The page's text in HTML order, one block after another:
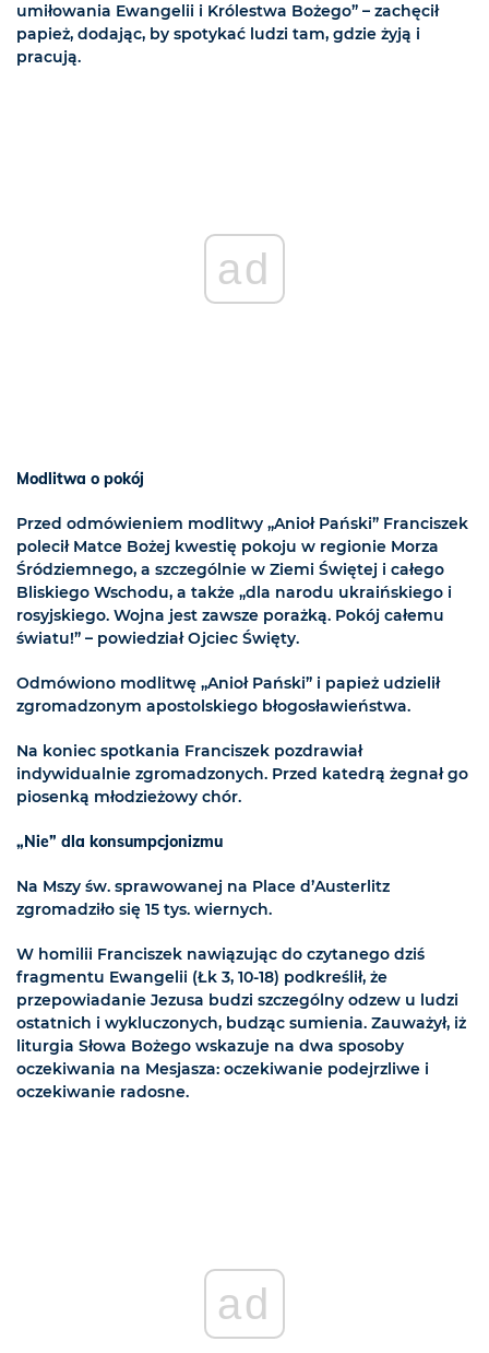
umiłowania Ewangelii i Królestwa Bożego” – zachęcił
papież, dodając, by spotykać ludzi tam, gdzie żyją i
pracują.
ad
Modlitwa o pokój
Przed odmówieniem modlitwy „Anioł Pański” Franciszek
polecił Matce Bożej kwestię pokoju w regionie Morza
Śródziemnego, a szczególnie w Ziemi Świętej i całego
Bliskiego Wschodu, a także „dla narodu ukraińskiego i
rosyjskiego. Wojna jest zawsze porażką. Pokój całemu
światu!” – powiedział Ojciec Święty.
Odmówiono modlitwę „Anioł Pański” i papież udzielił
zgromadzonym apostolskiego błogosławieństwa.
Na koniec spotkania Franciszek pozdrawiał
indywidualnie zgromadzonych. Przed katedrą żegnał go
piosenką młodzieżowy chór.
„Nie” dla konsumpcjonizmu
Na Mszy św. sprawowanej na Place d’Austerlitz
zgromadziło się 15 tys. wiernych.
W homilii Franciszek nawiązując do czytanego dziś
fragmentu Ewangelii (Łk 3, 10-18) podkreślił, że
przepowiadanie Jezusa budzi szczególny odzew u ludzi
ostatnich i wykluczonych, budząc sumienia. Zauważył, iż
liturgia Słowa Bożego wskazuje na dwa sposoby
oczekiwania na Mesjasza: oczekiwanie podejrzliwe i
oczekiwanie radosne.
ad